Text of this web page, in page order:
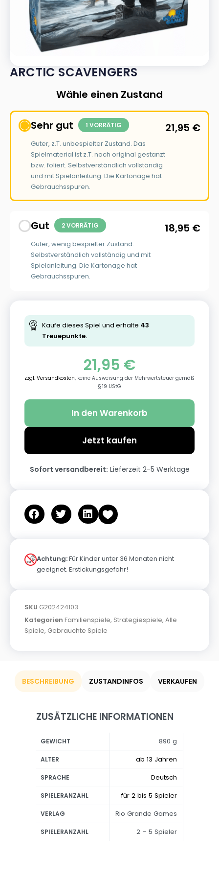
ARCTIC SCAVENGERS
Wähle einen Zustand
Sehr gut 1 VORRÄTIG
Guter, z.T. unbespielter Zustand. Das
Spielmaterial ist z.T. noch original gestanzt
bzw. foliert. Selbstverständlich vollständig
und mit Spielanleitung. Die Kartonage hat
Gebrauchsspuren.
21,95 €
Gut 2 VORRÄTIG
Guter, wenig bespielter Zustand.
Selbstverständlich vollständig und mit
Spielanleitung. Die Kartonage hat
Gebrauchsspuren.
18,95 €
Kaufe dieses Spiel und erhalte 43
Treuepunkte.
21,95 €
zzgl. Versandkosten, keine Ausweisung der Mehrwertsteuer gemäß
§ 19 UStG
In den Warenkorb
Jetzt kaufen
Sofort versandbereit: Lieferzeit 2-5 Werktage
Achtung:Für Kinder unter 36 Monaten nicht
geeignet. Erstickungsgefahr!
SKU G202424103
Kategorien Familienspiele, Strategiespiele, Alle
Spiele, Gebrauchte Spiele
BESCHREIBUNG ZUSTANDINFOS VERKAUFEN
ZUSÄTZLICHE INFORMATIONEN
GEWICHT 890 g
ALTER ab 13 Jahren
SPRACHE Deutsch
SPIELERANZAHL für 2 bis 5 Spieler
VERLAG Rio Grande Games
SPIELERANZAHL 2 – 5 Spieler